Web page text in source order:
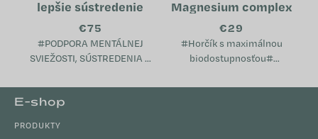
lepšie sústredenie
€75
#PODPORA MENTÁLNEJ
SVIEŽOSTI, SÚSTREDENIA A
kognitívne funkcie, pamäť a
sústredenie Prispieva k
Magnesium complex
€29
#Horčík s maximálnou
biodostupnosťou#
sústavu a elektrolytickú
E-shop
PRODUKTY